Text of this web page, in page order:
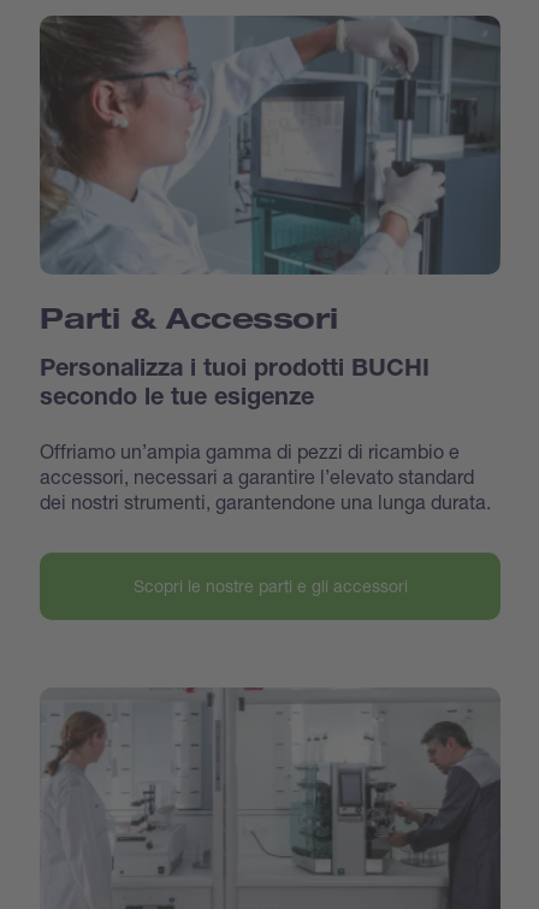
Parti & Accessori
Personalizza i tuoi prodotti BUCHI
secondo le tue esigenze
Offriamo un’ampia gamma di pezzi di ricambio e
accessori, necessari a garantire l’elevato standard
dei nostri strumenti, garantendone una lunga durata.
Scopri le nostre parti e gli accessori